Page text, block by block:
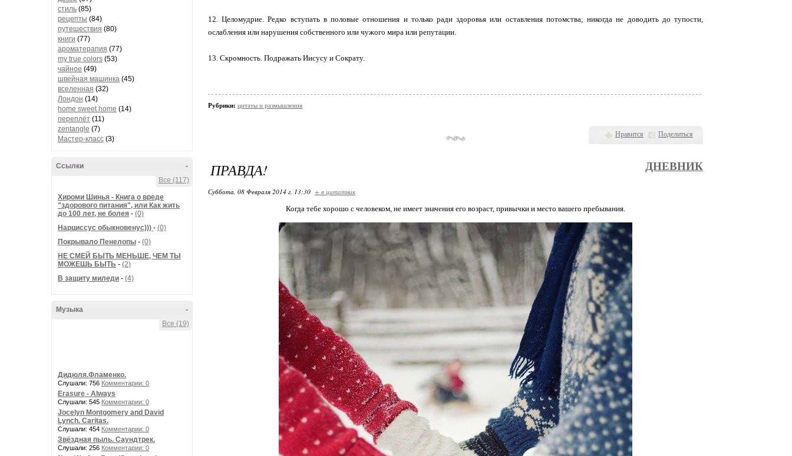
стиль (85)
рецепты (84)
путешествия (80)
книги (77)
ароматерапия (77)
my true colors (53)
чайное (49)
швейная машинка (45)
вселенная (32)
Лондон (14)
home sweet home (14)
переплёт (11)
zentangle (7)
Мастер-класс (3)
-
Ссылки
Все (117)
Хироми Шинья - Книга о вреде
"здорового питания", или Как жить
до 100 лет, не болея - (0)
Нарциссус обыкновенус))) - (0)
Покрывало Пенелопы - (0)
НЕ СМЕЙ БЫТЬ МЕНЬШЕ, ЧЕМ ТЫ
МОЖЕШЬ БЫТЬ - (2)
В защиту миледи - (4)
-
Музыка
Все (19)
Дидюля.Фламенко.
Слушали: 756 Комментарии: 0
Erasure - Always
Слушали: 545 Комментарии: 0
Jocelyn Montgomery and David
Lynch. Caritas.
Слушали: 454 Комментарии: 0
Звёздная пыль. Саундтрек.
Слушали: 256 Комментарии: 0
Нравится Поделиться
12. Целомудрие. Редко вступать в половые отношения и только ради здоровья или оставления потомства; никогда не доводить до тупости,
ослабления или нарушения собственного или чужого мира или репутации.
13. Скромность. Подражать Иисусу и Сократу.
Рубрики: цитаты и размышления
ПРАВДА! ДНЕВНИК
Суббота, 08 Февраля 2014 г. 13:30 + в цитатник
Когда тебе хорошо с человеком, не имеет значения его возраст, привычки и место вашего пребывания.